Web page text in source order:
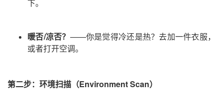
下。
暖否/凉否？ ——你是觉得冷还是热？去加一件衣服，
或者打开空调。
第二步：环境扫描 （Environment Scan）